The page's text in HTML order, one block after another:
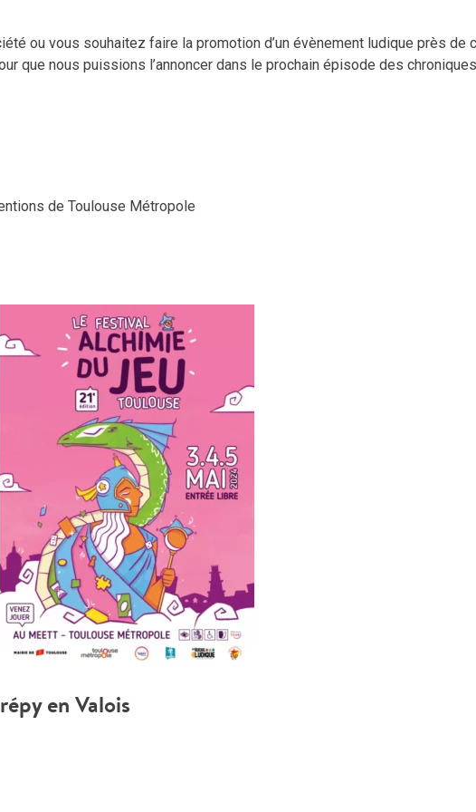
ou vous souhaitez faire la promotion d’un évènement ludique près de
que nous puissions l’annoncer dans le prochain épisode des
de Toulouse Métropole
en Valois